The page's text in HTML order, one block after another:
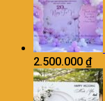
2.500.000 ₫